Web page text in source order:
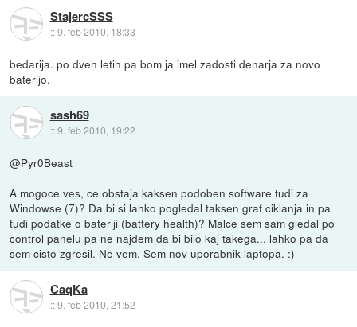
StajercSSS
::9. feb 2010, 18:33
bedarija. po dveh letih pa bom ja imel zadosti denarja za novo
baterijo.
sash69
::9. feb 2010, 19:22
@Pyr0Beast
A mogoce ves, ce obstaja kaksen podoben software tudi za
Windowse (7)? Da bi si lahko pogledal taksen graf ciklanja in pa
tudi podatke o bateriji (battery health)? Malce sem sam gledal po
control panelu pa ne najdem da bi bilo kaj takega... lahko pa da
sem cisto zgresil. Ne vem. Sem nov uporabnik laptopa. :)
CaqKa
::9. feb 2010, 21:52